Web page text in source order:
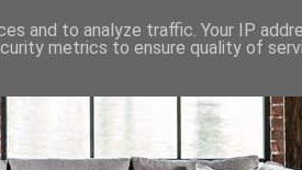
and to analyze traffic. Your IP
metrics to ensure quality of